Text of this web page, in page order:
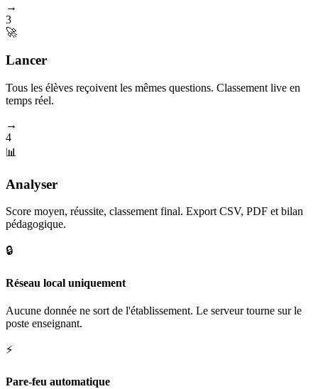
→
3
🚀
Lancer
Tous les élèves reçoivent les mêmes questions. Classement live en
temps réel.
→
4
📊
Analyser
Score moyen, réussite, classement final. Export CSV, PDF et bilan
pédagogique.
🔒
Réseau local uniquement
Aucune donnée ne sort de l'établissement. Le serveur tourne sur le
poste enseignant.
⚡
Pare-feu automatique